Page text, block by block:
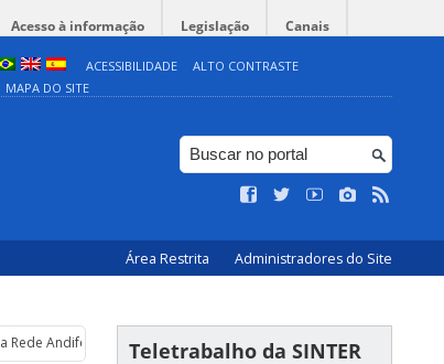
Acesso à informação Legislação Canais
ACESSIBILIDADE
ALTO CONTRASTE
MAPA DO SITE
Área Restrita Administradores do Site
Andifes Idiomas sem Fronteiras na UFSC
Teletrabalho da SINTER